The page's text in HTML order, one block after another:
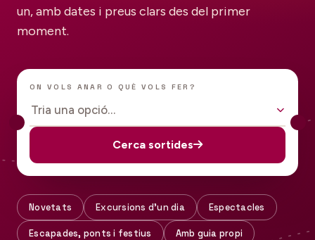
un, amb dates i preus clars des del primer
moment.
ON VOLS ANAR O QUÈ VOLS FER?
Tria una opció…
Cerca sortides
Novetats Excursions d'un dia Espectacles
Escapades, ponts i festius Amb guia propi